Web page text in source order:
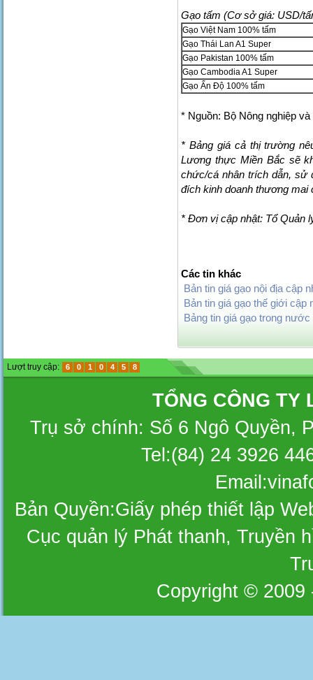
Gạo tấm (Cơ sở giá: USD/
Gạo Việt Nam 100% tấm
Gạo Thái Lan A1 Super
Gạo Pakistan 100% tấm
Gạo Cambodia A1 Super
Gạo Ấn Độ 100% tấm
* Nguồn: Bộ Nông nghiệp
* Bảng giá cả thị trường
Lương thực Miền Bắc sẽ
chức/cá nhân trích dẫn, sử
đích kinh doanh thương
* Đơn vị cập nhật: Tổ Quản
Các tin khác
Bản tin giá gạo nội địa cập
Bản tin giá gạo thế giới cập
Bảng tin giá gạo trong
Lượt truy cập: 6 0 1 0 4 5 8
TỔNG CÔNG TY
Trụ sở chính: Số 6 Ngô Quyền,
Tel:(84) 24 3926
Bản Quyền:Giấy phép thiết lập
Cục quản lý Phát thanh, Truyền
Copyright © 2009